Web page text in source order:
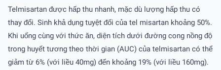
Telmisartan được hấp thu nhanh, mặc dù lượng hấp thu có
thay đổi. Sinh khả dụng tuyệt đối của tel misartan khoảng 50%.
Khi uống cùng với thức ăn, diện tích dưới đường cong nồng độ
trong huyết tương theo thời gian (AUC) của telmisartan có thể
giảm từ 6% (với liều 40mg) đến khoảng 19% (với liều 160mg).